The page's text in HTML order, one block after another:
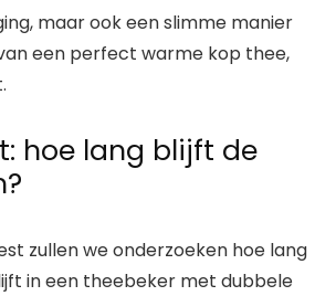
maar ook een slimme manier
een perfect warme kop thee,
hoe lang blijft de
zullen we onderzoeken hoe lang
in een theebeker met dubbele